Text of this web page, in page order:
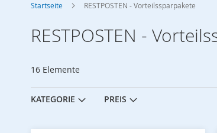
Startseite RESTPOSTEN - Vorteilssparpakete
RESTPOSTEN -
KATEGORIE PREIS
16 Elemente